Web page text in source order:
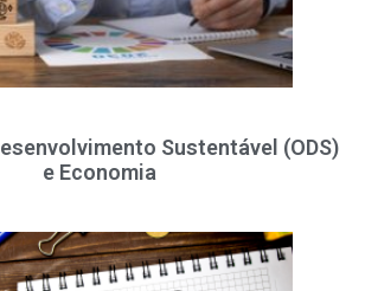
Sustentável (ODS)
e Economia